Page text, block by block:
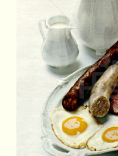
JACOBS KAFFEE